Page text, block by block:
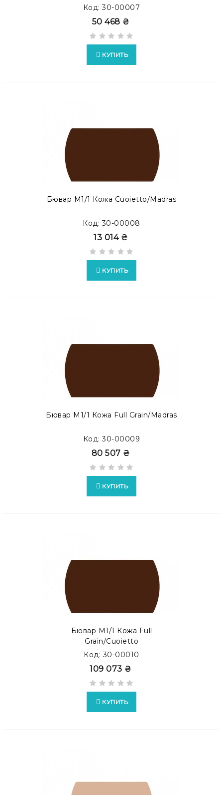
Код: 30-00007
50 468 ₴
КУПИТЬ
Бювар М1/1 Кожа Cuoietto/Madras
Код: 30-00008
13 014 ₴
КУПИТЬ
Бювар М1/1 Кожа Full Grain/Madras
Код: 30-00009
80 507 ₴
КУПИТЬ
Бювар М1/1 Кожа Full
Grain/Cuoietto
Код: 30-00010
109 073 ₴
КУПИТЬ